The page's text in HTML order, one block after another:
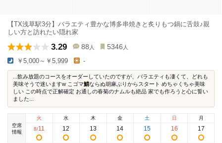
【TX浅草駅3分】バラエティ豊かな博多串焼きと炙りもつ鍋に舌鼓♪親
しい方と訪れたい隠れ家
3.29 88 人 5346 人
￥5,000～￥5,999 -
...飲み放題のコースをオーダーしていたのですが、バラエティも凄くて、どれも
美味そうで迷いますw こゴマ鯖ならぬ胡麻ぶりからスタート めちゃくちゃ美味
しい この時点で正解確定 お通しの春菊のナムルも絶品 家でも作ろうと心に誓い
ました...
空席
情報
火
8/11
水
12
木
13
金
14
土
15
日
16
月
17